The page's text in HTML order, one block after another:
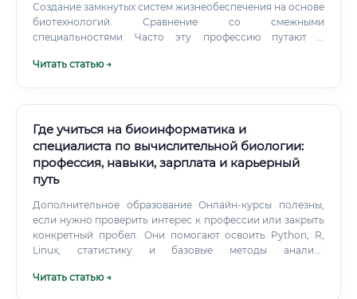
Создание замкнутых систем жизнеобеспечения на основе
биотехнологий. Сравнение со смежными
специальностями Часто эту профессию путают с
сравнительная таблица специальностей Чем эта
Читать статью →
Где учиться на биоинформатика и
специалиста по вычислительной биологии:
профессия, навыки, зарплата и карьерный
путь
Дополнительное образование Онлайн-курсы полезны,
если нужно проверить интерес к профессии или закрыть
конкретный пробел. Они помогают освоить Python, R,
Linux, статистику и базовые методы анализа
приводит к трудоустройству.
Читать статью →